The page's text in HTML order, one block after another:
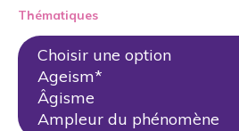
Thématiques